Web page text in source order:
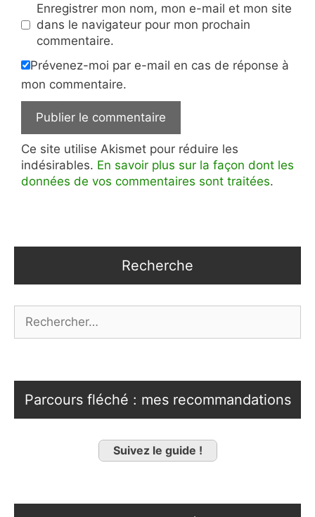
Enregistrer mon nom, mon e-mail et mon site
dans le navigateur pour mon prochain
commentaire.
Prévenez-moi par e-mail en cas de réponse à
mon commentaire.
Ce site utilise Akismet pour réduire les
indésirables. En savoir plus sur la façon dont les
données de vos commentaires sont traitées.
Recherche
Parcours fléché : mes recommandations
Suivez le guide !